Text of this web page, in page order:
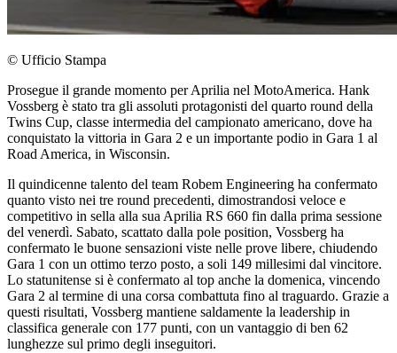
© Ufficio Stampa
Prosegue il grande momento per Aprilia nel MotoAmerica. Hank
Vossberg è stato tra gli assoluti protagonisti del quarto round della
Twins Cup, classe intermedia del campionato americano, dove ha
conquistato la vittoria in Gara 2 e un importante podio in Gara 1 al
Road America, in Wisconsin.
Il quindicenne talento del team Robem Engineering ha confermato
quanto visto nei tre round precedenti, dimostrandosi veloce e
competitivo in sella alla sua Aprilia RS 660 fin dalla prima sessione
del venerdì. Sabato, scattato dalla pole position, Vossberg ha
confermato le buone sensazioni viste nelle prove libere, chiudendo
Gara 1 con un ottimo terzo posto, a soli 149 millesimi dal vincitore.
Lo statunitense si è confermato al top anche la domenica, vincendo
Gara 2 al termine di una corsa combattuta fino al traguardo. Grazie a
questi risultati, Vossberg mantiene saldamente la leadership in
classifica generale con 177 punti, con un vantaggio di ben 62
lunghezze sul primo degli inseguitori.